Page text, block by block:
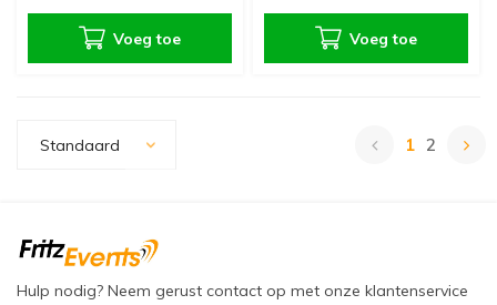
Voeg toe Voeg toe
Standaard 1 2
Hulp nodig? Neem gerust contact op met onze klantenservice